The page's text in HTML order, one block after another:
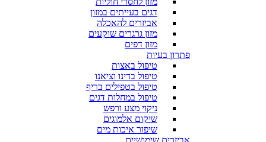
דגים בעייתים במזון
אביזרים להאכלה
מזון גרגרים שוקעים
מזון דפים
פתרון בעיות
טיפול באצות
טיפול בדינו וציאנו
טיפול בטפילים בריף
טיפול במחלות דגים
ניקוי מצע ורפש
שיקום אלמוגים
שיפור איכות מים
אביזרים שימושיים